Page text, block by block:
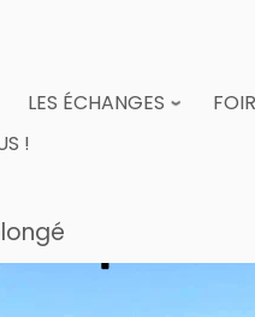
LES ÉCHANGES
!